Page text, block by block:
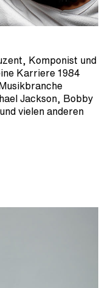
Komponist und
Karriere 1984
Jackson, Bobby
vielen anderen